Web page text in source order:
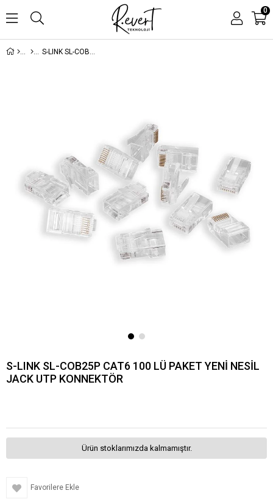
0
S-LINK SL-COB25P CAT6 100 LÜ PAKET YENİ NESİL JACK UTP KONNEKTÖR
S-LINK SL-COB25P CAT6 100 LÜ PAKET YENİ NESİL
JACK UTP KONNEKTÖR
Ürün stoklarımızda kalmamıştır.
Favorilere Ekle